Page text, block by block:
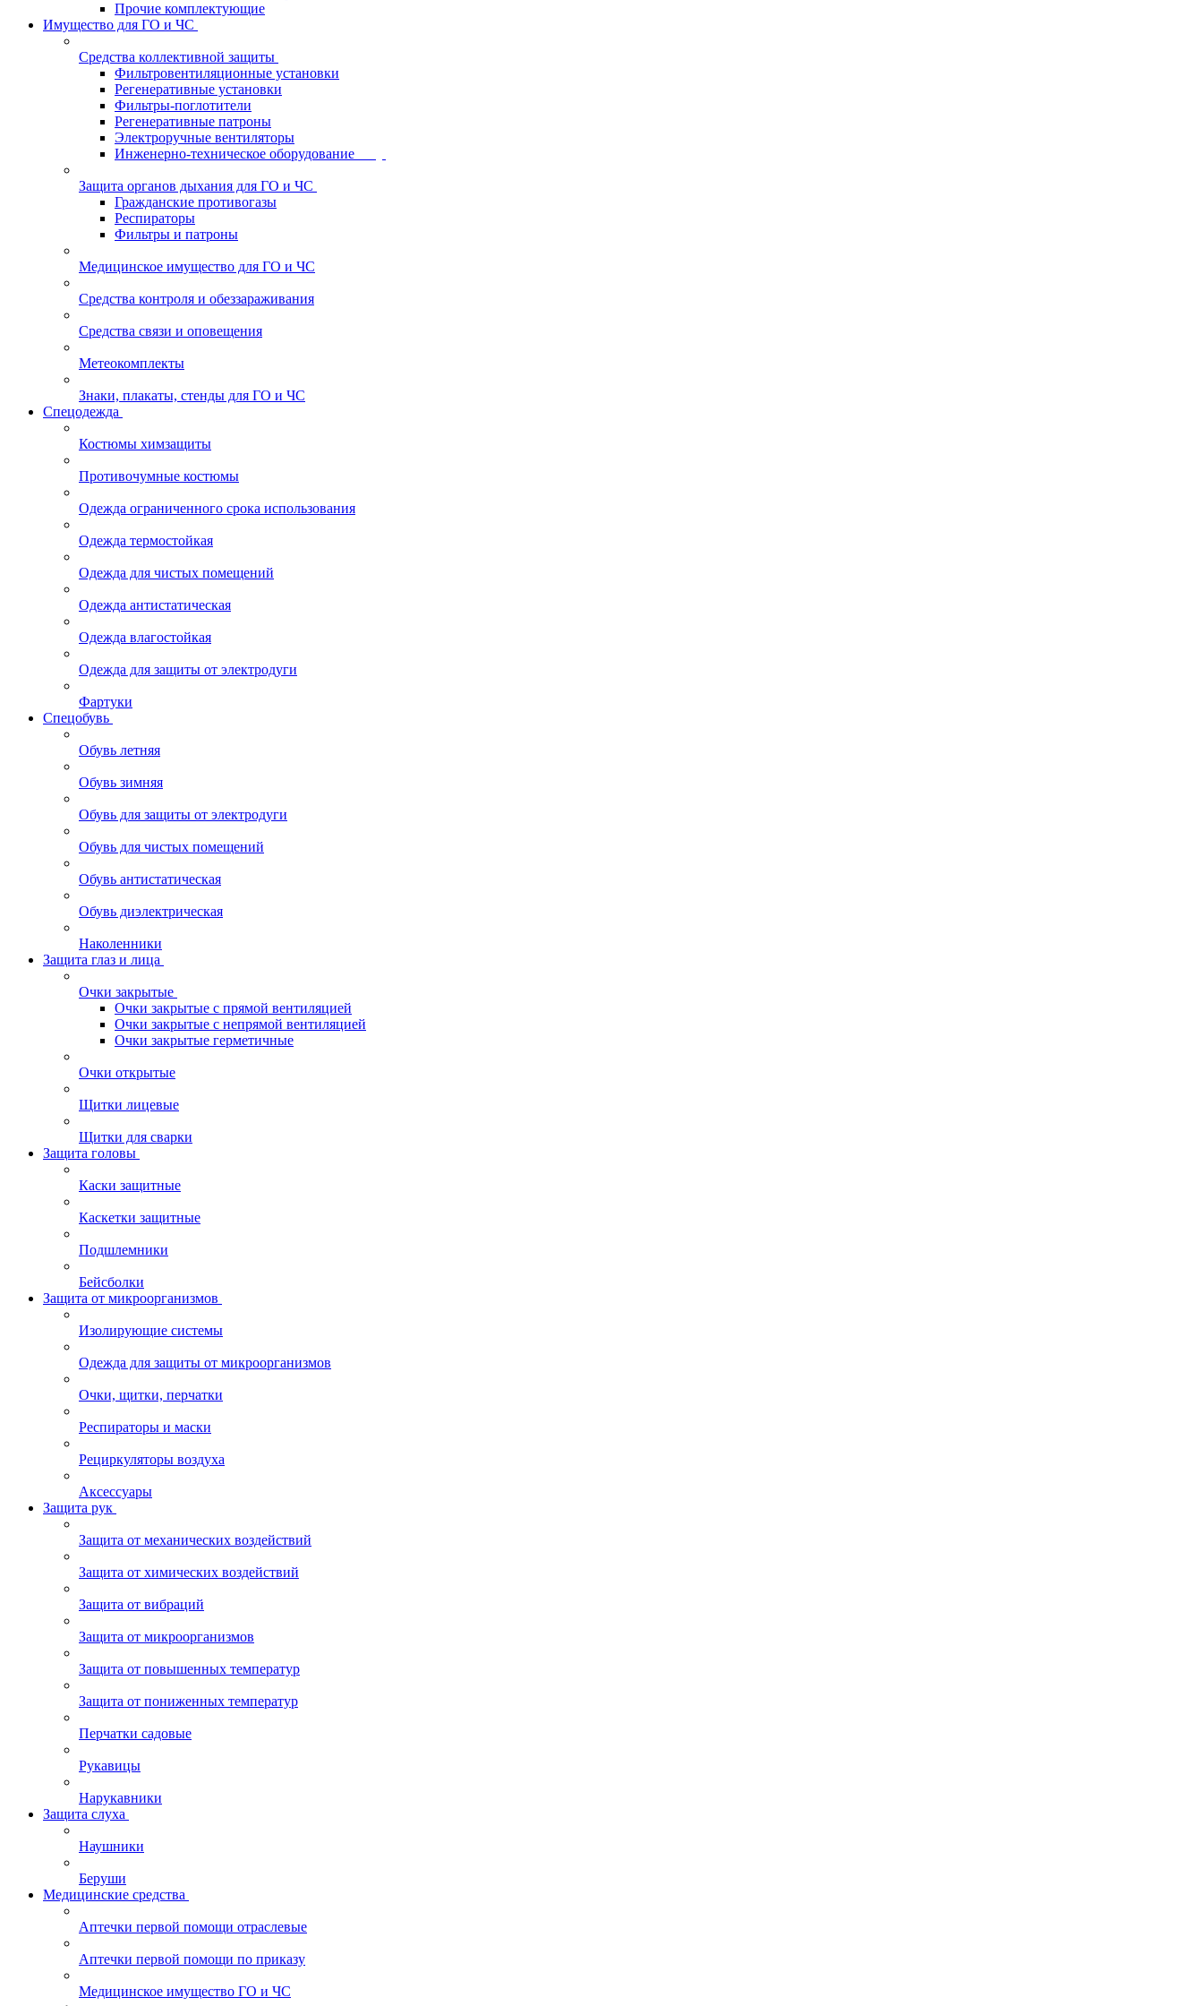
Прочие комплектующие
Имущество для ГО и ЧС
Средства коллективной защиты
Фильтровентиляционные установки
Регенеративные установки
Фильтры-поглотители
Регенеративные патроны
Электроручные вентиляторы
Инженерно-техническое оборудование
Защита органов дыхания для ГО и ЧС
Гражданские противогазы
Респираторы
Фильтры и патроны
Медицинское имущество для ГО и ЧС
Средства контроля и обеззараживания
Средства связи и оповещения
Метеокомплекты
Знаки, плакаты, стенды для ГО и ЧС
Спецодежда
Костюмы химзащиты
Противочумные костюмы
Одежда ограниченного срока использования
Одежда термостойкая
Одежда для чистых помещений
Одежда антистатическая
Одежда влагостойкая
Одежда для защиты от электродуги
Фартуки
Спецобувь
Обувь летняя
Обувь зимняя
Обувь для защиты от электродуги
Обувь для чистых помещений
Обувь антистатическая
Обувь диэлектрическая
Наколенники
Защита глаз и лица
Очки закрытые
Очки закрытые с прямой вентиляцией
Очки закрытые с непрямой вентиляцией
Очки закрытые герметичные
Очки открытые
Щитки лицевые
Щитки для сварки
Защита головы
Каски защитные
Каскетки защитные
Подшлемники
Бейсболки
Защита от микроорганизмов
Изолирующие системы
Одежда для защиты от микроорганизмов
Очки, щитки, перчатки
Респираторы и маски
Рециркуляторы воздуха
Аксессуары
Защита рук
Защита от механических воздействий
Защита от химических воздействий
Защита от вибраций
Защита от микроорганизмов
Защита от повышенных температур
Защита от пониженных температур
Перчатки садовые
Рукавицы
Нарукавники
Защита слуха
Наушники
Беруши
Медицинские средства
Аптечки первой помощи отраслевые
Аптечки первой помощи по приказу
Медицинское имущество ГО и ЧС